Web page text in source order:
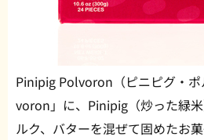
Pinipig Polvoron（ピニピグ・
voron」に、Pinipig（炒った緑
ルク、バターを混ぜて固めたお